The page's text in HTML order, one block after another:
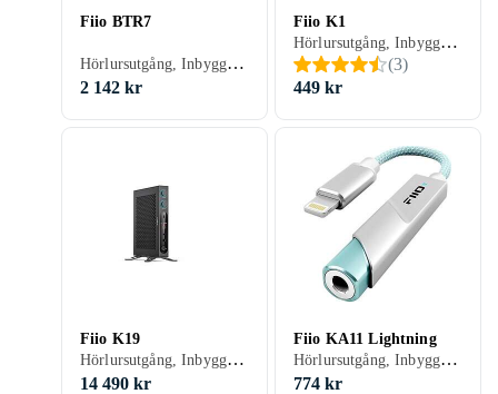
Fiio BTR7
Hörlursutgång, Inbyggd D/A-omvandlare, USB-kontakt
2 142 kr
Fiio K1
Hörlursutgång, Inbyggd D/A-omvandlare, USB-kontakt
(3)
449 kr
Fiio K19
Hörlursutgång, Inbyggd D/A-omvandlare, Lämplig för studiobruk/Rackmonteringsbar
14 490 kr
Fiio KA11 Lightning
Hörlursutgång, Inbyggd D/A-omvandlare, USB-kontakt
774 kr